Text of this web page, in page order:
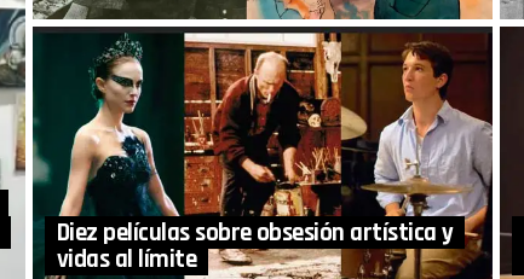
Diez películas sobre obsesión artística y
vidas al límite